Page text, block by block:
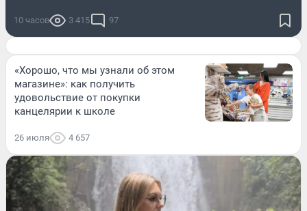
10 часов 3 415 97
«Хорошо, что мы узнали об этом
магазине»: как получить
удовольствие от покупки
канцелярии к школе
26 июля 4 657